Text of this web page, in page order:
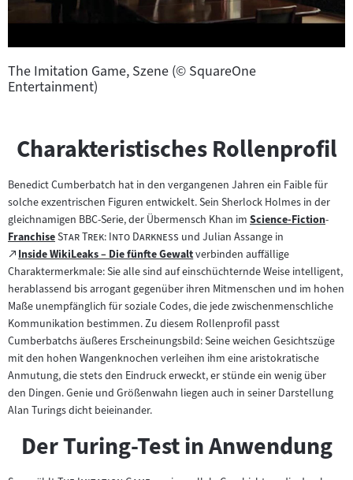
The Imitation Game, Szene (© SquareOne
Entertainment)
Charakteristisches Rollenprofil
Benedict Cumberbatch hat in den vergangenen Jahren ein Faible für
solche exzentrischen Figuren entwickelt. Sein Sherlock Holmes in der
gleichnamigen BBC-Serie, der Übermensch Khan im Zum
Inhalt:
Science-Fiction-
Zum
Inhalt:
Franchise"
Star Trek: Into Darkness "und Julian Assange in
Zum
externen
Inhalt:
Inside WikiLeaks – Die fünfte Gewalt
(öffnet
im
neuen
Tab)
verbinden auffällige
Charaktermerkmale: Sie alle sind auf einschüchternde Weise intelligent,
herablassend bis arrogant gegenüber ihren Mitmenschen und im hohen
Maße unempfänglich für soziale Codes, die jede zwischenmenschliche
Kommunikation bestimmen. Zu diesem Rollenprofil passt
Cumberbatchs äußeres Erscheinungsbild: Seine weichen Gesichtszüge
mit den hohen Wangenknochen verleihen ihm eine aristokratische
Anmutung, die stets den Eindruck erweckt, er stünde ein wenig über
den Dingen. Genie und Größenwahn liegen auch in seiner Darstellung
Alan Turings dicht beieinander.
Der Turing-Test in Anwendung